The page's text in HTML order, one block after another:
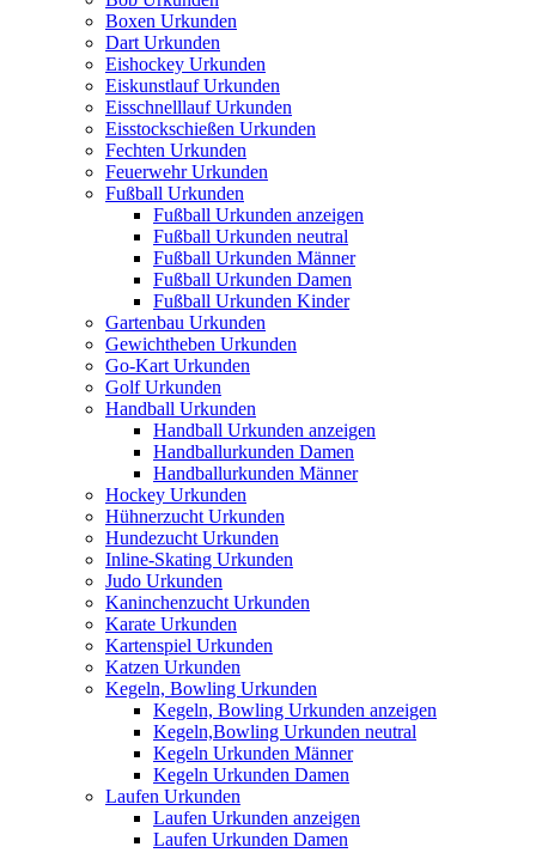
Boxen Urkunden
Dart Urkunden
Eishockey Urkunden
Eiskunstlauf Urkunden
Eisschnelllauf Urkunden
Eisstockschießen Urkunden
Fechten Urkunden
Feuerwehr Urkunden
Fußball Urkunden
Fußball Urkunden anzeigen
Fußball Urkunden neutral
Fußball Urkunden Männer
Fußball Urkunden Damen
Fußball Urkunden Kinder
Gartenbau Urkunden
Gewichtheben Urkunden
Go-Kart Urkunden
Golf Urkunden
Handball Urkunden
Handball Urkunden anzeigen
Handballurkunden Damen
Handballurkunden Männer
Hockey Urkunden
Hühnerzucht Urkunden
Hundezucht Urkunden
Inline-Skating Urkunden
Judo Urkunden
Kaninchenzucht Urkunden
Karate Urkunden
Kartenspiel Urkunden
Katzen Urkunden
Kegeln, Bowling Urkunden
Kegeln, Bowling Urkunden anzeigen
Kegeln,Bowling Urkunden neutral
Kegeln Urkunden Männer
Kegeln Urkunden Damen
Laufen Urkunden
Laufen Urkunden anzeigen
Laufen Urkunden Damen